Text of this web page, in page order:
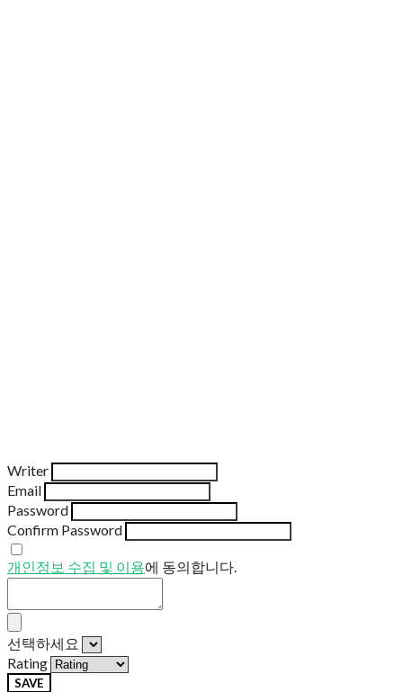
Writer
Email
Password
Confirm Password
개인정보 수집 및 이용에 동의합니다.
선택하세요
Rating
SAVE